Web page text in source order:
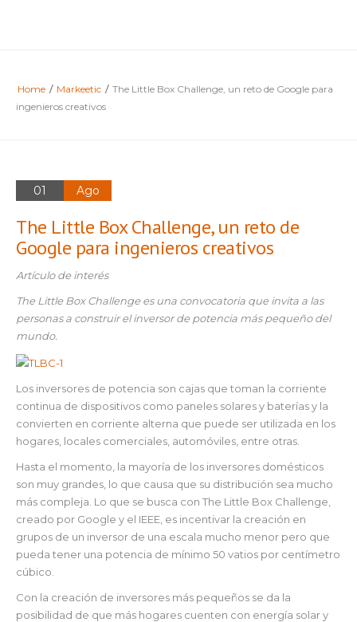
Home / Markeetic / The Little Box Challenge, un reto de Google para
ingenieros creativos
01 Ago
The Little Box Challenge, un reto de
Google para ingenieros creativos
Artículo de interés
The Little Box Challenge es una convocatoria que invita a las
personas a construir el inversor de potencia más pequeño del
mundo.
Los inversores de potencia son cajas que toman la corriente
continua de dispositivos como paneles solares y baterías y la
convierten en corriente alterna que puede ser utilizada en los
hogares, locales comerciales, automóviles, entre otras.
Hasta el momento, la mayoría de los inversores domésticos
son muy grandes, lo que causa que su distribución sea mucho
más compleja. Lo que se busca con The Little Box Challenge,
creado por Google y el IEEE, es incentivar la creación en
grupos de un inversor de una escala mucho menor pero que
pueda tener una potencia de mínimo 50 vatios por centímetro
cúbico.
Con la creación de inversores más pequeños se da la
posibilidad de que más hogares cuenten con energía solar y